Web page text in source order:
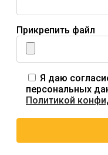
Прикрепить файл
Я даю
персональных
Политикой